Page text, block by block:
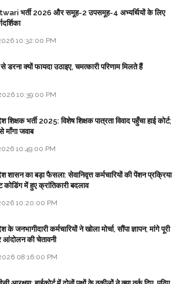
भर्ती 2026 और समूह-2 उपसमूह-4 अभ्यर्थियों के लिए
10:32:00 PM
डरना क्यों फायदा उठाइए, चमत्कारी परिणाम मिलते हैं
10:39:00 PM
शिक्षक भर्ती 2025: विशेष शिक्षक पात्रता विवाद पहुँचा हाई कोर्ट;
माँगा जवाब
10:49:00 PM
शासन का बड़ा फैसला: सेवानिवृत्त कर्मचारियों की पेंशन प्रक्रिया
में हुए क्रांतिकारी बदलाव
10:20:00 PM
के जनभागीदारी कर्मचारियों ने खोला मोर्चा, सौंपा ज्ञापन; मांगे पूरी
आंदोलन की चेतावनी
08:16:00 PM